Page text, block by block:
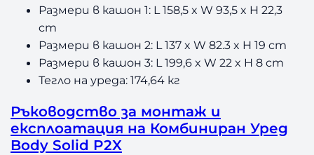
Размери в кашон 1: L 158,5 x W 93,5 x H 22,3
cm
Размери в кашон 2: L 137 x W 82.3 x H 19 cm
Размери в кашон 3: L 199,6 x W 22 x H 8 cm
Тегло на уреда: 174,64 кг
Ръководство за монтаж и
експлоатация на Комбиниран Уред
Body Solid P2X